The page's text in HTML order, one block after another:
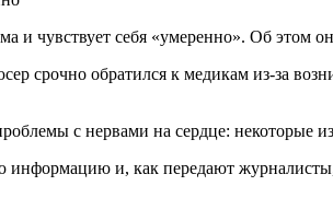
чувствует себя «умеренно». Об этом он
срочно обратился к медикам из-за
с нервами на сердце: некоторые из
информацию и, как передают